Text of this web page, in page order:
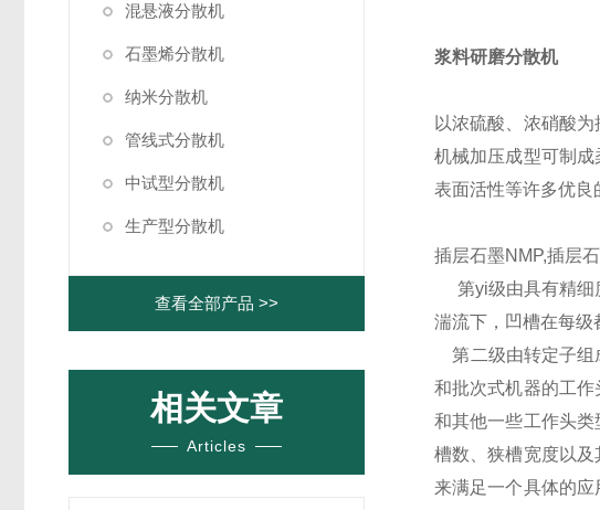
混悬液分散机
石墨烯分散机
纳米分散机
管线式分散机
中试型分散机
生产型分散机
查看全部产品 >>
相关文章
Articles
浆料研磨分散机
以浓硫酸、浓硝酸
机械加压成型可制成
表面活性等许多优良
插层石墨NMP,插层
第yi级由具有精细
湍流下，凹槽在每级
第二级由转定子组
和批次式机器的工
和其他一些工作头
槽数、狭槽宽度以
来满足一个具体的